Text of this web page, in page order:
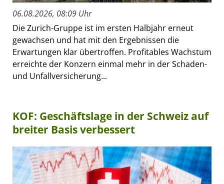
06.08.2026, 08:09 Uhr
Die Zurich-Gruppe ist im ersten Halbjahr erneut
gewachsen und hat mit den Ergebnissen die
Erwartungen klar übertroffen. Profitables Wachstum
erreichte der Konzern einmal mehr in der Schaden-
und Unfallversicherung...
KOF: Geschäftslage in der Schweiz auf
breiter Basis verbessert